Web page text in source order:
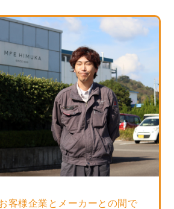
客様企業とメーカーとの間で